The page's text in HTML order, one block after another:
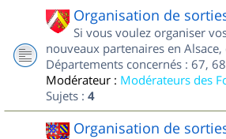
Organisation de
Si vous voulez organiser
nouveaux partenaires en Alsace,
Départements concernés : 67,
Modérateur : Modérateurs des
Sujets : 4
Organisation de